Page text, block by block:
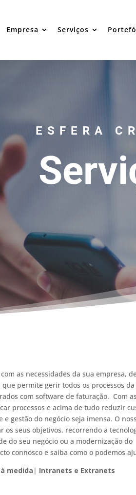
Empresa Serviços
ESFERA
as necessidades da sua empresa,
permite gerir todos os processos da
com software de faturação. Com as
processos e acima de tudo reduzir
gestão do negócio seja imensa. O
os seus objetivos, recorrendo a
do seu negócio ou a modernização do
connosco e saiba como o podemos
medida | Intranets e Extranets